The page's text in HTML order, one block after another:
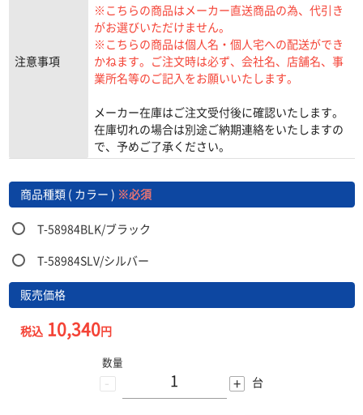
注意事項
※こちらの商品はメーカー直送商品の為、代引き
がお選びいただけません。
※こちらの商品は個人名・個人宅への配送ができ
かねます。ご注文時は必ず、会社名、店舗名、事
業所名等のご記入をお願いいたします。
メーカー在庫はご注文受付後に確認いたします。
在庫切れの場合は別途ご納期連絡をいたしますの
で、予めご了承ください。
商品種類 ( カラー ) ※必須
T-58984BLK/ブラック
T-58984SLV/シルバー
販売価格
税込10,340円
-
数量
+ 台